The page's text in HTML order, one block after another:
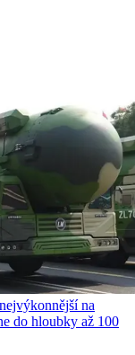
na
do hloubky až 100